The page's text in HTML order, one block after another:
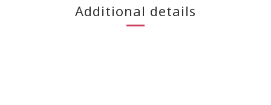
Additional details